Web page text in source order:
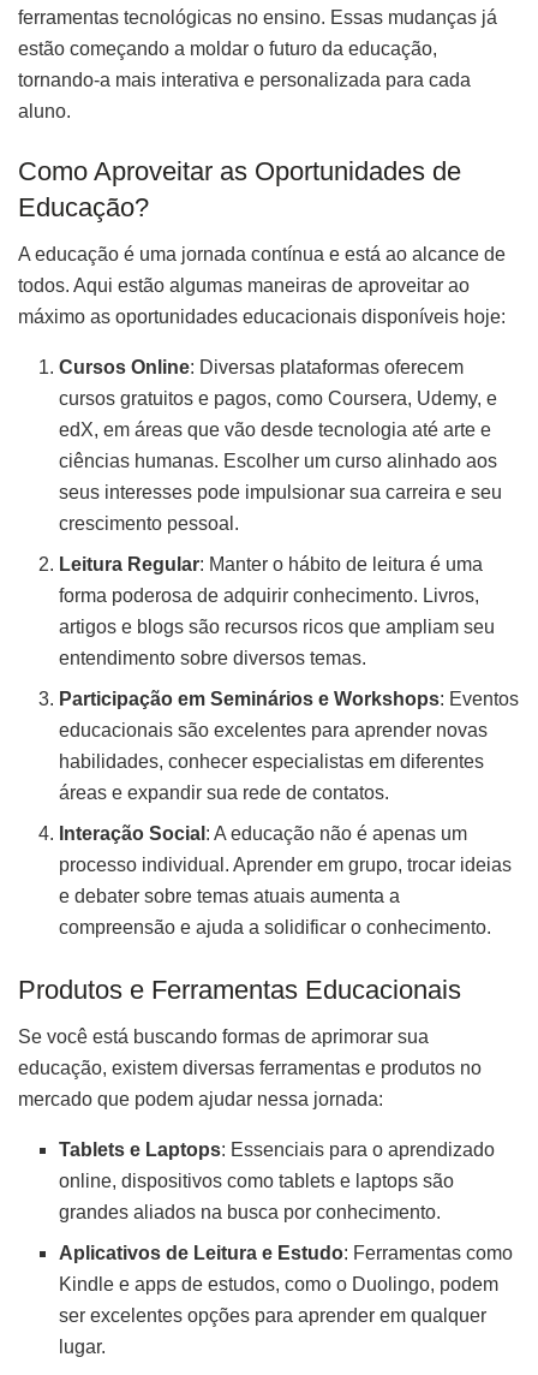
ferramentas tecnológicas no ensino. Essas mudanças já
estão começando a moldar o futuro da educação,
tornando-a mais interativa e personalizada para cada
aluno.
Como Aproveitar as Oportunidades de
Educação?
A educação é uma jornada contínua e está ao alcance de
todos. Aqui estão algumas maneiras de aproveitar ao
máximo as oportunidades educacionais disponíveis hoje:
Cursos Online: Diversas plataformas oferecem
cursos gratuitos e pagos, como Coursera, Udemy, e
edX, em áreas que vão desde tecnologia até arte e
ciências humanas. Escolher um curso alinhado aos
seus interesses pode impulsionar sua carreira e seu
crescimento pessoal.
Leitura Regular: Manter o hábito de leitura é uma
forma poderosa de adquirir conhecimento. Livros,
artigos e blogs são recursos ricos que ampliam seu
entendimento sobre diversos temas.
Participação em Seminários e Workshops: Eventos
educacionais são excelentes para aprender novas
habilidades, conhecer especialistas em diferentes
áreas e expandir sua rede de contatos.
Interação Social : A educação não é apenas um
processo individual. Aprender em grupo, trocar ideias
e debater sobre temas atuais aumenta a
compreensão e ajuda a solidificar o conhecimento.
Produtos e Ferramentas Educacionais
Se você está buscando formas de aprimorar sua
educação, existem diversas ferramentas e produtos no
mercado que podem ajudar nessa jornada:
Tablets e Laptops: Essenciais para o aprendizado
online, dispositivos como tablets e laptops são
grandes aliados na busca por conhecimento.
Aplicativos de Leitura e Estudo: Ferramentas como
Kindle e apps de estudos, como o Duolingo, podem
ser excelentes opções para aprender em qualquer
lugar.